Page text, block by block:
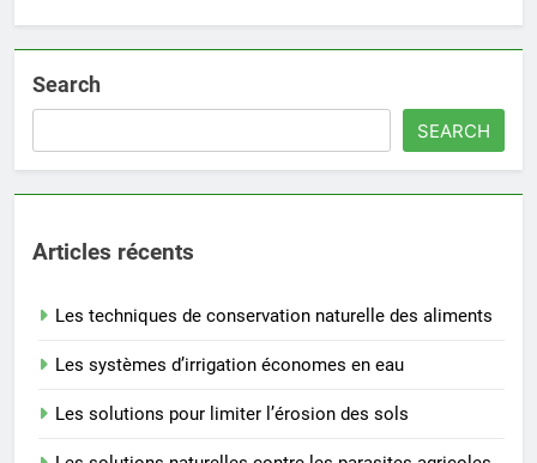
Search
SEARCH
Articles récents
Les techniques de conservation naturelle des aliments
Les systèmes d’irrigation économes en eau
Les solutions pour limiter l’érosion des sols